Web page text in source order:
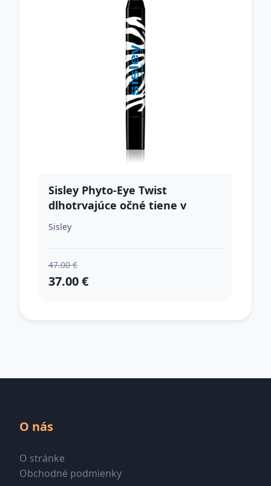
Sisley Phyto-Eye Twist
dlhotrvajúce očné tiene v
ceruzke vodeodolné odtieň 03
Khaki 1,5 g
Sisley
47.00 €
37.00 €
O nás
O stránke
Obchodné podmienky